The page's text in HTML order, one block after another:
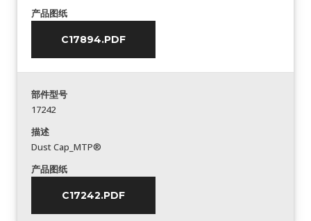
产品图纸
C17894.PDF
部件型号
17242
描述
Dust Cap_MTP®
产品图纸
C17242.PDF